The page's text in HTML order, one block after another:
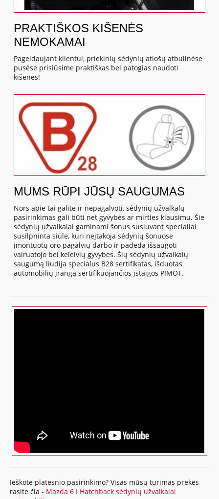
PRAKTIŠKOS KIŠENĖS
NEMOKAMAI
Pageidaujant klientui, priekinių sėdynių atlošų atbulinėse
pusėse prisiūsime praktiškas bei patogias naudoti
kišenes!
MUMS RŪPI JŪSŲ SAUGUMAS
Nors apie tai galite ir nepagalvoti, sėdynių užvalkalų
pasirinkimas gali būti net gyvybės ar mirties klausimu. Šie
sėdynių užvalkalai gaminami šonus susiuvant specialiai
susilpninta siūle, kuri neįtakoja sėdynių šonuose
įmontuotų oro pagalvių darbo ir padeda išsaugoti
vairuotojo bei keleivių gyvybes. Šių sėdynių užvalkalų
saugumą liudija specialus B28 sertifikatas, išduotas
automobilių įrangą sertifikuojančios įstaigos PIMOT.
Ieškote platesnio pasirinkimo? Visas mūsų turimas prekes
rasite čia - Mazda 6 I Hatchback sėdynių užvalkalai